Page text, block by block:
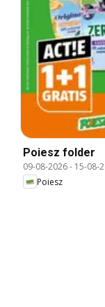
Poiesz folder
09-08-2026- 15-08-
Poiesz